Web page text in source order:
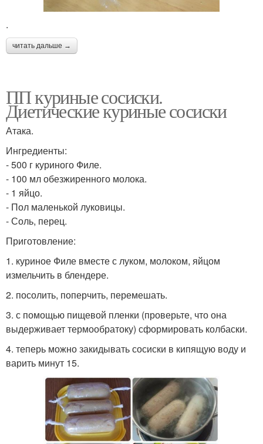
.
читать дальше →
ПП куриные сосиски.
Диетические куриные сосиски
Атака.
Ингредиенты:
- 500 г куриного Филе.
- 100 мл обезжиренного молока.
- 1 яйцо.
- Пол маленькой луковицы.
- Соль, перец.
Приготовление:
1. куриное Филе вместе с луком, молоком, яйцом
измельчить в блендере.
2. посолить, поперчить, перемешать.
3. с помощью пищевой пленки (проверьте, что она
выдерживает термообратоку) сформировать колбаски.
4. теперь можно закидывать сосиски в кипящую воду и
варить минут 15.